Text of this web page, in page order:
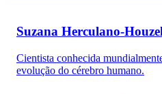
Suzana Herculano-Houzel
Cientista conhecida
evolução do cérebro humano.